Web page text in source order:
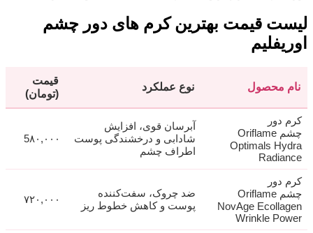
لیست قیمت بهترین کرم های دور چشم
اوریفلیم
نام محصول نوع عملکرد
قیمت
(تومان)
کرم دور
چشم Oriflame
Optimals Hydra
Radiance
آبرسان قوی، افزایش
شادابی و درخشندگی پوست
اطراف چشم
5۸۰,۰۰۰
کرم دور
چشم Oriflame
NovAge Ecollagen
Wrinkle Power
ضد چروک، سفت‌کننده
پوست و کاهش خطوط ریز
۷۲۰,۰۰۰